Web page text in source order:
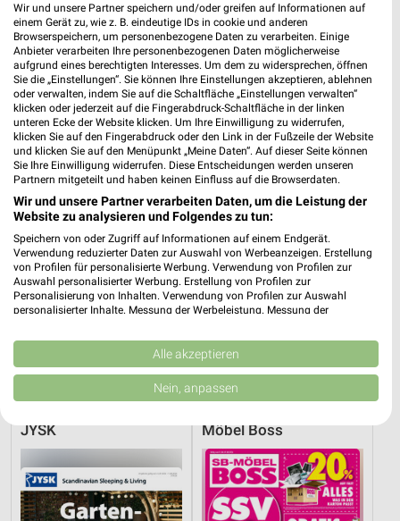
27,2 km
Junges Wohnen
Gültig bis Fr. 14.08.
27,2 km
Gültig bis Fr. 21.08.
ROLLER
108,6 km
Gartenliebe
JYSK
Spare bis zu 70%
Gültig bis Sa. 15.08.
JYSK Möbel Boss
Wir und unsere Partner speichern und/oder greifen auf Informationen auf
einem Gerät zu, wie z. B. eindeutige IDs in cookie und anderen
Browserspeichern, um personenbezogene Daten zu verarbeiten. Einige
Anbieter verarbeiten Ihre personenbezogenen Daten möglicherweise
aufgrund eines berechtigten Interesses. Um dem zu widersprechen, öffnen
Sie die „Einstellungen“. Sie können Ihre Einstellungen akzeptieren, ablehnen
oder verwalten, indem Sie auf die Schaltfläche „Einstellungen verwalten“
klicken oder jederzeit auf die Fingerabdruck-Schaltfläche in der linken
unteren Ecke der Website klicken. Um Ihre Einwilligung zu widerrufen,
klicken Sie auf den Fingerabdruck oder den Link in der Fußzeile der Website
und klicken Sie auf den Menüpunkt „Meine Daten“. Auf dieser Seite können
Sie Ihre Einwilligung widerrufen. Diese Entscheidungen werden unseren
Partnern mitgeteilt und haben keinen Einfluss auf die Browserdaten.
Wir und unsere Partner verarbeiten Daten, um die Leistung der
Website zu analysieren und Folgendes zu tun:
Speichern von oder Zugriff auf Informationen auf einem Endgerät.
Verwendung reduzierter Daten zur Auswahl von Werbeanzeigen. Erstellung
von Profilen für personalisierte Werbung. Verwendung von Profilen zur
Auswahl personalisierter Werbung. Erstellung von Profilen zur
Personalisierung von Inhalten. Verwendung von Profilen zur Auswahl
personalisierter Inhalte. Messung der Werbeleistung. Messung der
Kombinationen von Daten aus verschiedenen Quellen. Entwicklung und
Verbesserung der Angebote. Verwendung reduzierter Daten zur Auswahl
von Inhalten.
Daten können außerhalb der Europäischen Union weitergegeben und in die
Website/App.
Partnerliste anzeigen (1 IAB-Anbieter)
Wir nutzen Ihre Daten für folgende Zwecke:
IAB-Verarbeitungszwecke:
Alle akzeptieren
Nein, anpassen